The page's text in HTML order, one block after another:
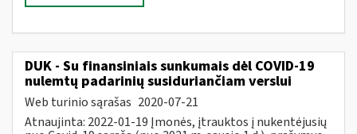
DUK - Su finansiniais sunkumais dėl COVID-19
nulemtų padarinių susiduriančiam verslui
Web turinio sąrašas 2020-07-21
Atnaujinta: 2022-01-19 Įmonės, įtrauktos į nukentėjusių